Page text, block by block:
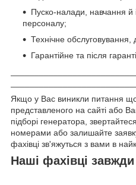
Пуско-налади, навчання й
персоналу;
Технічне обслуговування,
Гарантійне та після
Якщо у Вас виникли питання
представленого на сайті або
підборі генератора,
номерами або залишайте
фахівці зв'яжуться з вами в
Наші фахівці